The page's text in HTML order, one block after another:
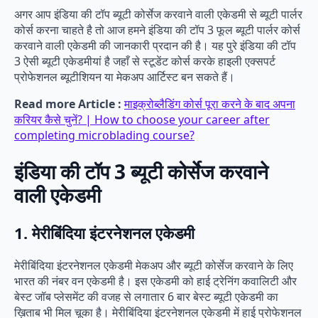
अगर आप इंडिया की टॉप ब्यूटी कोर्सेज करवाने वाली एकेडमी से ब्यूटी पार्लर
कोर्स करना चाहते है तो आज हमने इंडिया की टॉप 3 फूल ब्यूटी पार्लर कोर्स
करवाने वाली एकेडमी की जानकारी प्रदान की है। यह पुरे इंडिया की टॉप
3 ऐसी ब्यूटी एकेडमीयां है जहाँ से स्टूडेंट कोर्स करके हाइली एक्सपर्ट
प्रोफेशनल ब्यूटीशियन या मेकअप आर्टिस्ट बन सकते हैं।
Read more Article :माइक्रोब्लैडिंग कोर्स पूरा करने के बाद अपना
करियर कैसे चुनें? | How to choose your career after
completing microblading course?
इंडिया की टॉप 3 ब्यूटी कोर्सेज करवाने
वाली एकेडमी
1. मेरीबिंदिया इंटरनेशनल एकेडमी
मेरीबिंदिया इंटरनेशनल एकेडमी मेकअप और ब्यूटी कोर्सेज करवाने के लिए
भारत की नंबर वन एकेडमी है। इस एकेडमी को हाई ट्रेनिंग कवालिटी और
बेस्ट जॉब प्लेसमेंट की वजह से लगातार 6 बार बेस्ट ब्यूटी एकेडमी का
ख़िताब भी मिल चूका है। मेरीबिंदिया इंटरनेशनल एकेडमी में हाई प्रोफेशनल